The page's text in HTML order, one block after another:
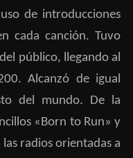
de introducciones
cada canción. Tuvo
público, llegando al
Alcanzó de igual
del mundo. De la
«Born to Run» y
radios orientadas a